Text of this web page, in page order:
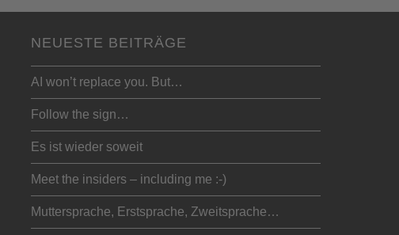
NEUESTE BEITRÄGE
AI won’t replace you. But…
Follow the sign…
Es ist wieder soweit
Meet the insiders – including me :-)
Muttersprache, Erstsprache, Zweitsprache…